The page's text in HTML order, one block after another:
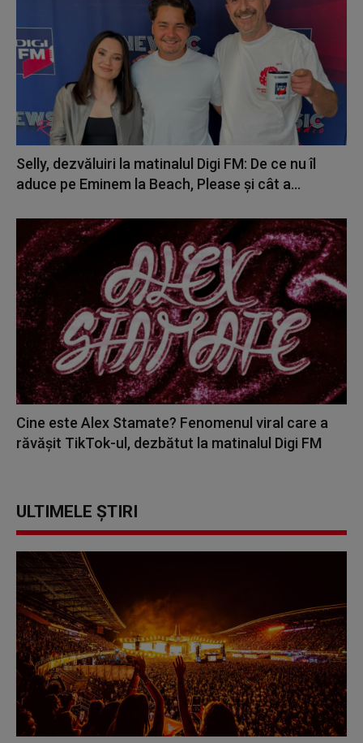
Selly, dezvăluiri la matinalul Digi FM: De ce nu îl
aduce pe Eminem la Beach, Please și cât a...
Cine este Alex Stamate? Fenomenul viral care a
răvășit TikTok-ul, dezbătut la matinalul Digi FM
ULTIMELE ȘTIRI